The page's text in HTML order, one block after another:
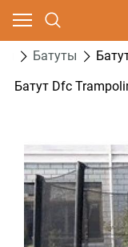
Батуты
Батут Dfc
Ваш город - Москва,
угадали?
ДА НЕТ